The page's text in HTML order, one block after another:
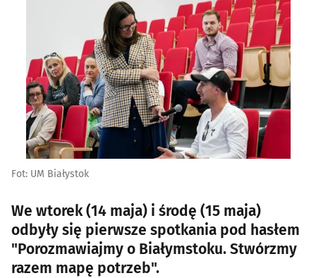
Fot: UM Białystok
We wtorek (14 maja) i środę (15 maja)
odbyły się pierwsze spotkania pod hasłem
"Porozmawiajmy o Białymstoku. Stwórzmy
razem mapę potrzeb".